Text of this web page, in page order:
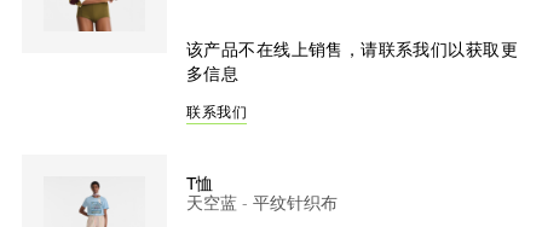
该产品不在线上销售，请联系我们以获取更
多信息
联系我们
T恤
天空蓝 - 平纹针织布